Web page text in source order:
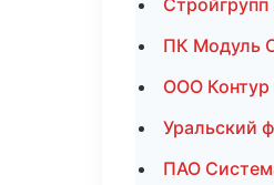
ПК Модуль
ООО Контур
Уральский
ПАО